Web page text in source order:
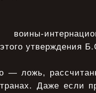
утверждения
— ложь,
Даже если